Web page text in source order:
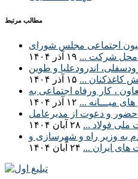
مطالب مرتبط
اجتماعی مجلس شورای
محل شرکت ... ۱۹ آذر ۱۴۰۴
اندرودعلیا و طوین
کاغذکنان ... ۱۵ آذر ۱۴۰۴
، کار ورفاه اجتماعی به
میـــانه ... ۱۲ آذر ۱۴۰۴
حضور و دعوت از مدیرعامل
فولاد ... ۲۸ آبان ۱۴۰۴
به وزیر راه و شهرسازی و
ایران ... ۲۴ آبان ۱۴۰۴